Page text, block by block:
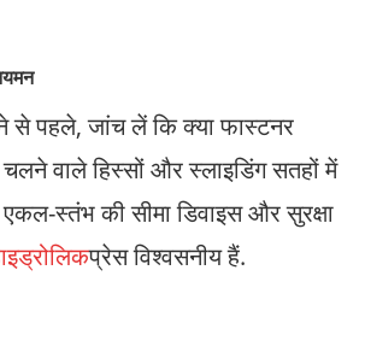
पहले, जांच लें कि क्या फास्टनर
चलने वाले हिस्सों और स्लाइडिंग सतहों में
स्तंभ की सीमा डिवाइस और सुरक्षा
प्रेस विश्वसनीय हैं.